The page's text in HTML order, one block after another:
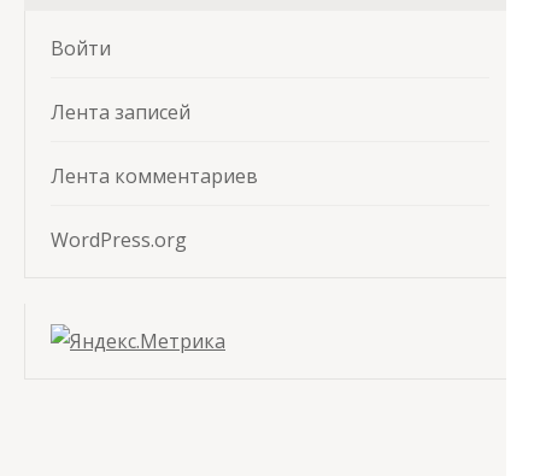
Войти
Лента записей
Лента комментариев
WordPress.org